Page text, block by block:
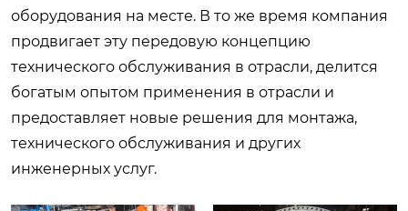
оборудования на месте. В то же время компания
продвигает эту передовую концепцию
технического обслуживания в отрасли, делится
богатым опытом применения в отрасли и
предоставляет новые решения для монтажа,
технического обслуживания и других
инженерных услуг.